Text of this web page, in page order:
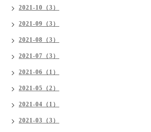
2021-10（3）
2021-09（3）
2021-08（3）
2021-07（3）
2021-06（1）
2021-05（2）
2021-04（1）
2021-03（3）